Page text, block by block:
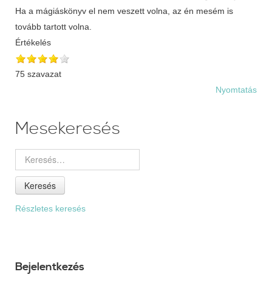
Ha a mágiáskönyv el nem veszett volna, az én mesém is
tovább tartott volna.
Értékelés
75 szavazat
Nyomtatás
Mesekeresés
Keresés
Részletes keresés
Bejelentkezés